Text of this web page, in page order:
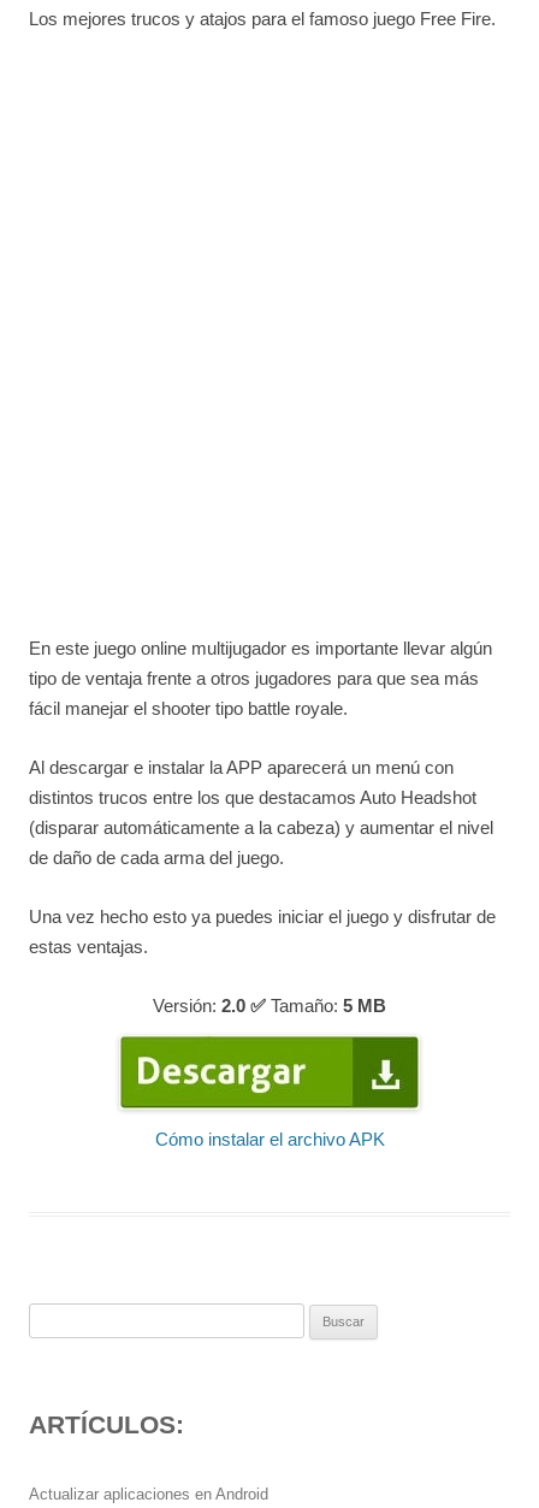
Los mejores trucos y atajos para el famoso juego Free Fire.
En este juego online multijugador es importante llevar algún
tipo de ventaja frente a otros jugadores para que sea más
fácil manejar el shooter tipo battle royale.
Al descargar e instalar la APP aparecerá un menú con
distintos trucos entre los que destacamos Auto Headshot
(disparar automáticamente a la cabeza) y aumentar el nivel
de daño de cada arma del juego.
Una vez hecho esto ya puedes iniciar el juego y disfrutar de
estas ventajas.
Versión: 2.0 ✅ Tamaño: 5 MB
Cómo instalar el archivo APK
ARTÍCULOS:
Actualizar aplicaciones en Android